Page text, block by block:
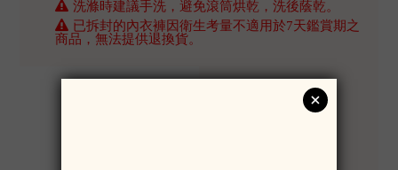
洗滌時建議手洗，避免滾筒烘乾，洗後蔭乾。
已拆封的內衣褲因衛生考量不適用於7天鑑賞期之
商品，無法提供退換貨。